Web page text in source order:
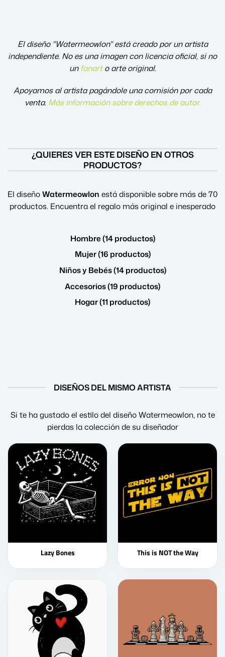
El diseño "Watermeowlon" está creado por un artista
independiente. No es una imagen con licencia oficial, si no
unfanart o arte original.
Apoyamos al artista pagándole una comisión por cada
venta. Más información sobre derechos de autor.
¿QUIERES VER ESTE DISEÑO EN OTROS
PRODUCTOS?
El diseñoWatermeowlon está disponible sobre más de 70
productos. Encuentra el regalo más original e inesperado
Hombre (14 productos)
Mujer (16 productos)
Niños y Bebés (14 productos)
Accesorios (19 productos)
Hogar (11 productos)
DISEÑOS DEL MISMO ARTISTA
Si te ha gustado el estilo del diseño Watermeowlon, no te
pierdas la colección de su diseñador
Lazy Bones This is NOT the Way